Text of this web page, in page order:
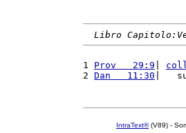
Libro
1 Prov   29:9
2 Dan   11:30 |
IntraText®(V89) -